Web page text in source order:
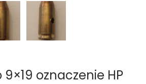
oznaczenie HP